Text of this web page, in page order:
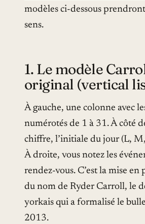
modèles ci-dessous
sens.
1. Le modèle
original (vertical
À gauche, une colonne avec
numérotés de 1 à 31. À côté
chiffre, l’initiale du jour (L,
À droite, vous notez les
rendez-vous. C’est la mise en
du nom de Ryder Carroll, le
yorkais qui a formalisé le
2013.